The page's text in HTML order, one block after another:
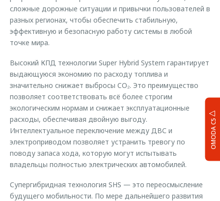
OMODA C5
сложные дорожные ситуации и привычки пользователей в
разных регионах, чтобы обеспечить стабильную,
эффективную и безопасную работу системы в любой
точке мира.
Высокий КПД технологии Super Hybrid System гарантирует
выдающуюся экономию по расходу топлива и
значительно снижает выбросы CO₂. Это преимущество
позволяет соответствовать всё более строгим
экологическим нормам и снижает эксплуатационные
расходы, обеспечивая двойную выгоду.
Интеллектуальное переключение между ДВС и
электроприводом позволяет устранить тревогу по
поводу запаса хода, которую могут испытывать
владельцы полностью электрических автомобилей.
Супергибридная технология SHS — это переосмысление
будущего мобильности. По мере дальнейшего развития